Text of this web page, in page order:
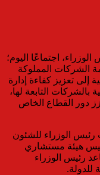
اجتماعًا اليوم؛
الشركات المملوكة
إلى تعزيز كفاءة إدارة
بالشركات التابعة لها،
دور القطاع الخاص
الوزراء للشئون
هيئة مستشاري
رئيس الوزراء
للدولة.